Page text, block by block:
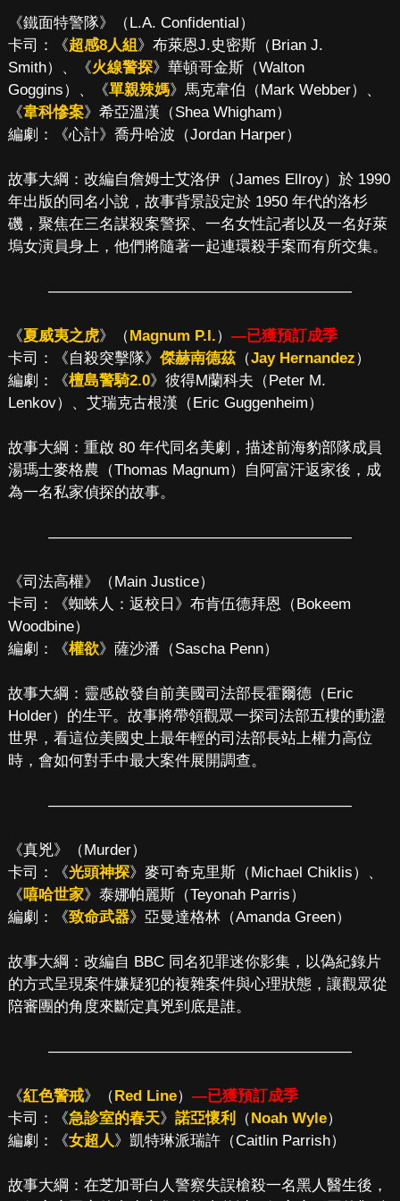
《鐵面特警隊》（L.A. Confidential）
卡司：《超感8人組 》布萊恩J.史密斯（Brian J.
Smith）、《火線警探》華頓哥金斯（Walton
Goggins）、《單親辣媽》馬克韋伯（Mark Webber）、
《韋科慘案》希亞溫漢（Shea Whigham）
編劇：《心計》喬丹哈波（Jordan Harper）
故事大綱：改編自詹姆士艾洛伊（James Ellroy）於 1990
年出版的同名小說，故事背景設定於 1950 年代的洛杉
磯，聚焦在三名謀殺案警探、一名女性記者以及一名好萊
塢女演員身上，他們將隨著一起連環殺手案而有所交集。
————————————————————
《夏威夷之虎》（Magnum P.I.） —已獲預訂成季
卡司：《自殺突擊隊》 傑赫南德茲（Jay Hernandez）
編劇：《檀島警騎2.0》彼得M蘭科夫（Peter M.
Lenkov）、艾瑞克古根漢（Eric Guggenheim）
故事大綱：重啟 80 年代同名美劇，描述前海豹部隊成員
湯瑪士麥格農（Thomas Magnum）自阿富汗返家後，成
為一名私家偵探的故事。
————————————————————
《司法高權》（Main Justice）
卡司：《蜘蛛人：返校日》布肯伍德拜恩（Bokeem
Woodbine）
編劇：《權欲》薩沙潘（Sascha Penn）
故事大綱：靈感啟發自前美國司法部長霍爾德（Eric
Holder）的生平。故事將帶領觀眾一探司法部五樓的動盪
世界，看這位美國史上最年輕的司法部長站上權力高位
時，會如何對手中最大案件展開調查。
————————————————————
《真兇》（Murder）
卡司：《光頭神探》麥可奇克里斯（Michael Chiklis）、
《嘻哈世家》泰娜帕麗斯（Teyonah Parris）
編劇：《致命武器》亞曼達格林（Amanda Green）
故事大綱：改編自 BBC 同名犯罪迷你影集，以偽紀錄片
的方式呈現案件嫌疑犯的複雜案件與心理狀態，讓觀眾從
陪審團的角度來斷定真兇到底是誰。
————————————————————
《紅色警戒》（Red Line） —已獲預訂成季
卡司：《急診室的春天》 諾亞懷利 （Noah Wyle）
編劇：《女超人》凱特琳派瑞許（Caitlin Parrish）
故事大綱：在芝加哥白人警察失誤槍殺一名黑人醫生後，